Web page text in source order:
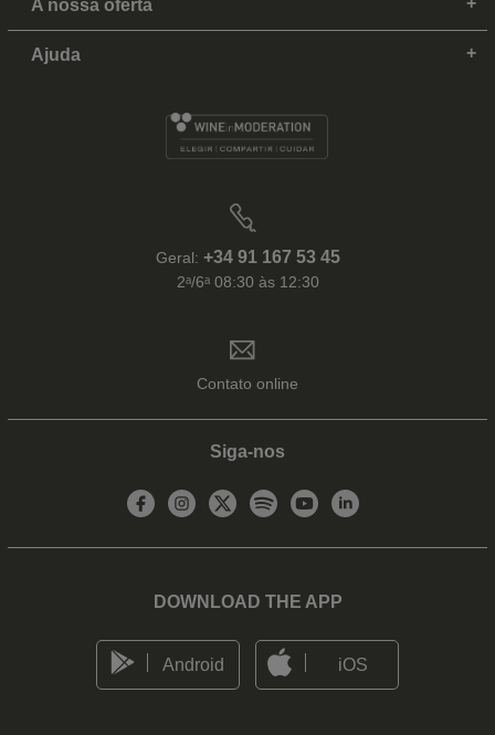
A nossa oferta
Ajuda
Geral: +34 91 167 53 45
2ᵃ/6ᵃ 08:30 às 12:30
Contato online
Siga-nos
DOWNLOAD THE APP
Android iOS